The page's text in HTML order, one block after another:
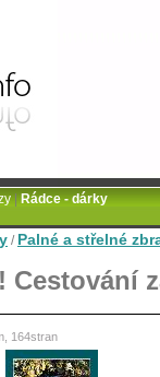
/ Palné a střelné
Cestování
164stran
|Rádce - dárky